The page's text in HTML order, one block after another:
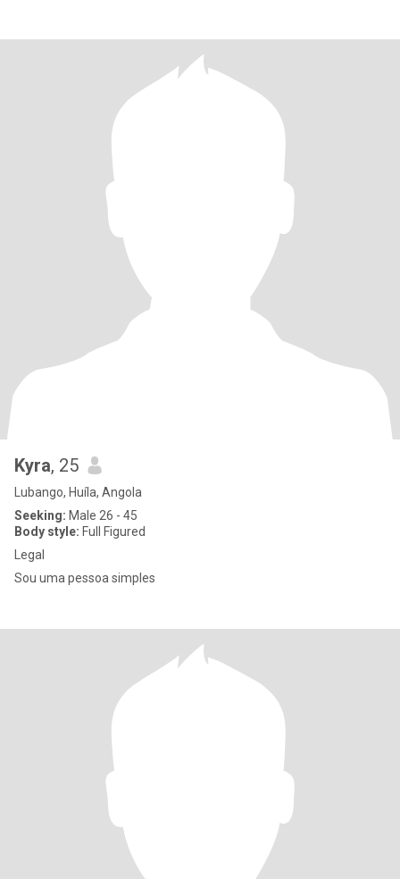
Kyra, 25
Lubango, Huíla, Angola
Seeking: Male 26 - 45
Body style: Full Figured
Legal
Sou uma pessoa simples